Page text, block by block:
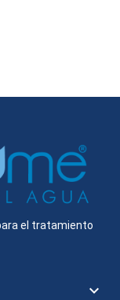
el tratamiento
